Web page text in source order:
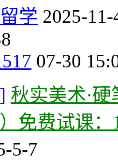
学 2025-11-
07-30
秋实美术·
免费试课：
5-7